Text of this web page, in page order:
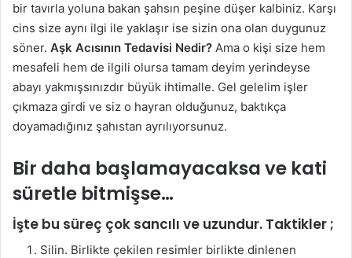
bir tavırla yoluna bakan şahsın peşine düşer kalbiniz. Karşı
cins size aynı ilgi ile yaklaşır ise sizin ona olan duygunuz
söner. Aşk Acısının Tedavisi Nedir? Ama o kişi size hem
mesafeli hem de ilgili olursa tamam deyim yerindeyse
abayı yakmışsınızdır büyük ihtimalle. Gel gelelim işler
çıkmaza girdi ve siz o hayran olduğunuz, baktıkça
doyamadığınız şahıstan ayrılıyorsunuz.
Bir daha başlamayacaksa ve kati
süretle bitmişse…
İşte bu süreç çok sancılı ve uzundur. Taktikler ;
Silin. Birlikte çekilen resimler birlikte dinlenen